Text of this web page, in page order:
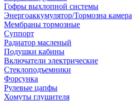
Гофры выхлопной системы
Энергоаккумулятор/Тормозна камера
Мембраны тормозные
Суппорт
Радиатор масленый
Подушки кабины
Включатели электрические
Стеклоподъемники
Форсунка
Рулевые цапфы
Хомуты глушителя